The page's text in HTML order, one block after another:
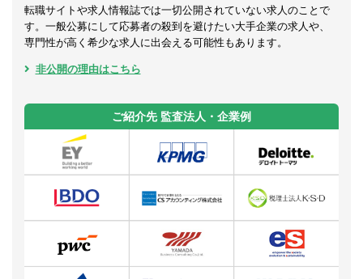
転職サイトや求人情報誌では一切公開されていない求人のことで
す。一般公募にして応募者の殺到を避けたい大手企業の求人や、
専門性が高く希少な求人に出会える可能性もあります。
非公開の理由はこちら
ご紹介先 監査法人・企業例